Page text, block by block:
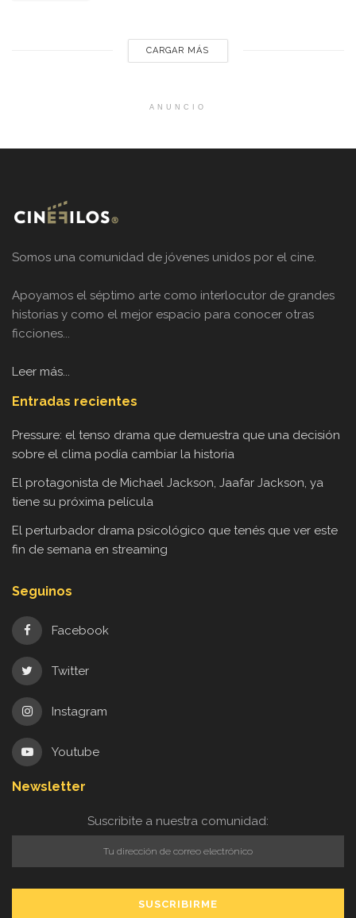
CARGAR MÁS
ANUNCIO
Somos una comunidad de jóvenes unidos por el cine.
Apoyamos el séptimo arte como interlocutor de grandes
historias y como el mejor espacio para conocer otras
ficciones...
Leer más...
Entradas recientes
Pressure: el tenso drama que demuestra que una decisión
sobre el clima podía cambiar la historia
El protagonista de Michael Jackson, Jaafar Jackson, ya
tiene su próxima película
El perturbador drama psicológico que tenés que ver este
fin de semana en streaming
Seguinos
Facebook
Twitter
Instagram
Youtube
Newsletter
Suscribite a nuestra comunidad: